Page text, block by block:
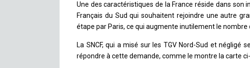
Une des caractéristiques de la France réside dans
Français du Sud qui souhaitent rejoindre une autre
étape par Paris, ce qui augmente inutilement le
La SNCF, qui a misé sur les TGV Nord-Sud et négligé
répondre à cette demande, comme le montre la carte